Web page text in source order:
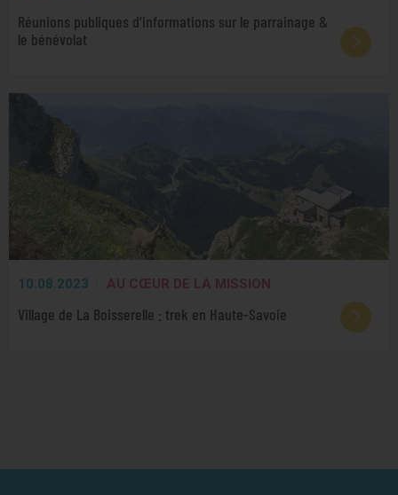
Réunions publiques d’informations sur le parrainage &
le bénévolat
10.08.2023 AU CŒUR DE LA MISSION
Village de La Boisserelle : trek en Haute-Savoie